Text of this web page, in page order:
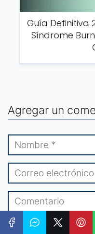
Guía Definitiva
Síndrome
Agregar un